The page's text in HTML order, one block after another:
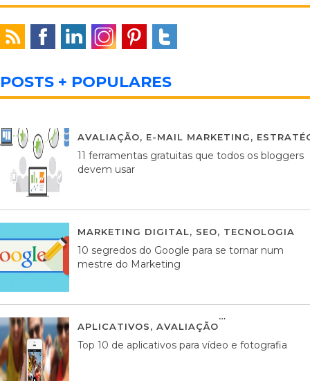
POSTS + POPULARES
AVALIAÇÃO, E-MAIL MARKETING,
11 ferramentas gratuitas que todos os bloggers
devem usar
MARKETING DIGITAL, SEO, TECNOLOGIA
10 segredos do Google para se tornar num
mestre do Marketing
APLICATIVOS, AVALIAÇÃO
Top 10 de aplicativos para vídeo e fotografia